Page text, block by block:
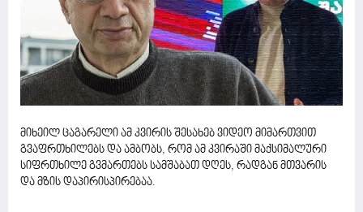
მიხეილ ცაგარელი ამ კვირის შესახებ ვიდეო მიმართვით
გვაფრთხილებს და ამბობს, რომ ამ კვირაში მაქსიმალური
სიფრთხილე გვმართებს სამშაბათ დღეს, რადგან მთვარის
და მზის დაპირისპირებაა.